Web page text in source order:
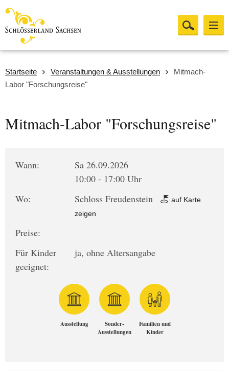
Startseite Veranstaltungen & Ausstellungen
Mitmach-
Labor "Forschungsreise"
Mitmach-Labor "Forschungsreise"
Wann:
Sa 26.09.2026
10:00 - 17:00 Uhr
Wo:
Schloss Freudenstein
auf Karte
zeigen
Preise:
Für Kinder
geeignet:
ja, ohne Altersangabe
Ausstellung
Sonder-
Ausstellungen
Familien und
Kinder